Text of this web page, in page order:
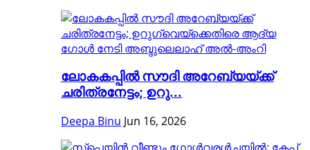
ലോകകപ്പിൽ സൗദി അറേബ്യയ്ക്ക്
ചരിത്രനേട്ടം; ഉറു...
Deepa Binu Jun 16, 2026